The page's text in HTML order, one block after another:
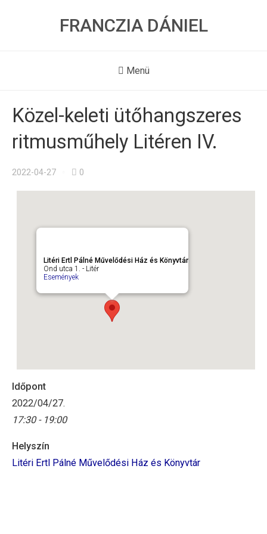
FRANCZIA DÁNIEL
Menü
Közel-keleti ütőhangszeres
ritmusműhely Litéren IV.
2022-04-27 0
Litéri Ertl Pálné Művelődési Ház és Könyvtár
Ond utca 1. - Litér
Események
Időpont
2022/04/27.
17:30 - 19:00
Helyszín
Litéri Ertl Pálné Művelődési Ház és Könyvtár